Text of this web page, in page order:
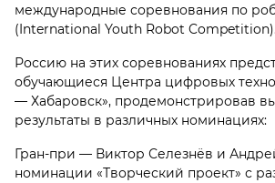
международные соревнования по
(International Youth Robot
Россию на этих соревнованиях
обучающиеся Центра цифровых
— Хабаровск», продемонстрировав
результаты в различных номинациях:
Гран-при — Виктор Селезнёв и
номинации «Творческий проект» с